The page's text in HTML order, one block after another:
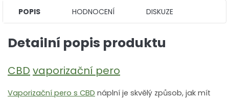
POPIS HODNOCENÍ DISKUZE
Detailní popis produktu
CBD vaporizační pero
Vaporizační pero s CBD náplní je skvělý způsob, jak mít